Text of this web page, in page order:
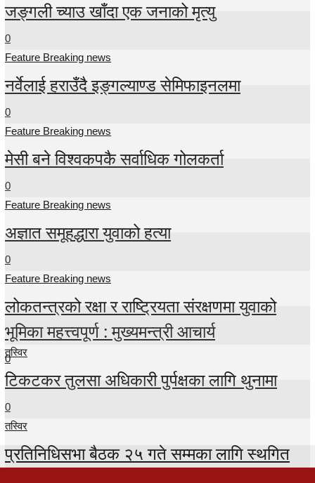
जङ्गली च्याउ खाँदा एक जनाको मृत्यु
0
Feature Breaking news
नर्वेलाई हराउँदै इङ्गल्याण्ड सेमिफाइनलमा
0
Feature Breaking news
मेसी बने विश्वकपकै सर्वाधिक गोलकर्ता
0
Feature Breaking news
अज्ञात समूहद्धारा युवाको हत्या
0
Feature Breaking news
लोकतन्त्रको रक्षा र राष्ट्रियता संरक्षणमा युवाको
भूमिका महत्त्वपूर्ण : मुख्यमन्त्री आचार्य
0
तस्विर
टिकटकर तुलसा अधिकारी पुर्पक्षका लागि थुनामा
0
तस्विर
प्रतिनिधिसभा बैठक २५ गते सम्मका लागि स्थगित